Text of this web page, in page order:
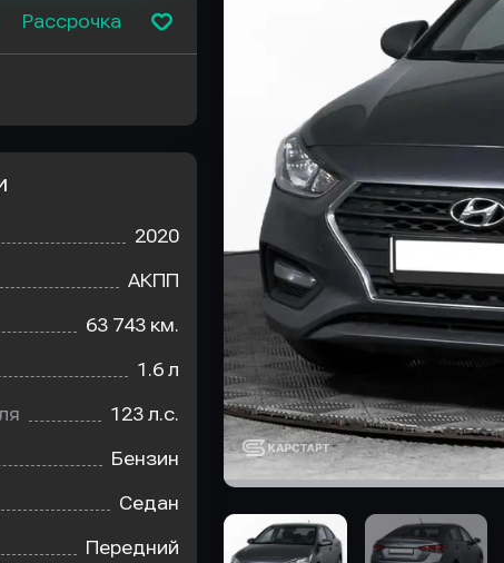
Рассрочка
2020
АКПП
63 743 км.
1.6 л
123 л.с.
Бензин
Седан
Передний